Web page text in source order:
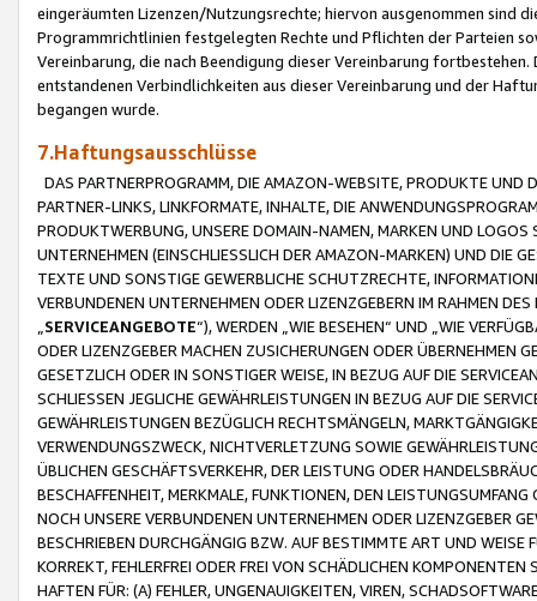
eingeräumten Lizenzen/Nutzungsrechte; hiervon ausgenommen sind
Programmrichtlinien festgelegten Rechte und Pflichten der Parteien
Vereinbarung, die nach Beendigung dieser Vereinbarung
entstandenen Verbindlichkeiten aus dieser Vereinbarung und der
begangen wurde.
7.Haftungsausschlüsse
DAS PARTNERPROGRAMM, DIE AMAZON-WEBSITE, PRODUKTE UND
PARTNER-LINKS, LINKFORMATE, INHALTE, DIE
PRODUKTWERBUNG, UNSERE DOMAIN-NAMEN, MARKEN UND
UNTERNEHMEN (EINSCHLIESSLICH DER AMAZON-MARKEN) UND DIE
TEXTE UND SONSTIGE GEWERBLICHE SCHUTZRECHTE,
VERBUNDENEN UNTERNEHMEN ODER LIZENZGEBERN IM RAHMEN
SERVICEANGEBOTE“), WERDEN „WIE BESEHEN“ UND „WIE
ODER LIZENZGEBER MACHEN ZUSICHERUNGEN ODER ÜBERNEHMEN
GESETZLICH ODER IN SONSTIGER WEISE, IN BEZUG AUF DIE
SCHLIESSEN JEGLICHE GEWÄHRLEISTUNGEN IN BEZUG AUF DIE
GEWÄHRLEISTUNGEN BEZÜGLICH RECHTSMÄNGELN,
VERWENDUNGSZWECK, NICHTVERLETZUNG SOWIE
ÜBLICHEN GESCHÄFTSVERKEHR, DER LEISTUNG ODER
BESCHAFFENHEIT, MERKMALE, FUNKTIONEN, DEN
NOCH UNSERE VERBUNDENEN UNTERNEHMEN ODER LIZENZGEBER
BESCHRIEBEN DURCHGÄNGIG BZW. AUF BESTIMMTE ART UND
KORREKT, FEHLERFREI ODER FREI VON SCHÄDLICHEN
HAFTEN FÜR: (A) FEHLER, UNGENAUIGKEITEN, VIREN,